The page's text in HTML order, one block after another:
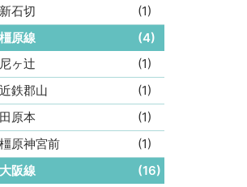
新石切
(1)
橿原線
(4)
尼ヶ辻
(1)
近鉄郡山
(1)
田原本
(1)
橿原神宮前
(1)
大阪線
(16)